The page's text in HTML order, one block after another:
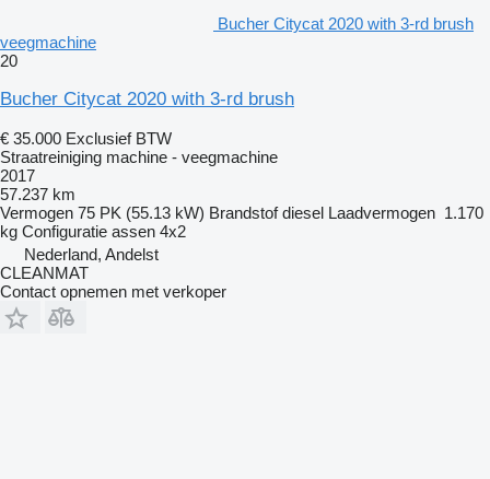
Bucher Citycat 2020 with 3-rd brush
veegmachine
20
Bucher Citycat 2020 with 3-rd brush
€ 35.000 Exclusief BTW
Straatreiniging machine - veegmachine
2017
57.237 km
Vermogen 75 PK (55.13 kW) Brandstof diesel Laadvermogen 1.170
kg Configuratie assen 4x2
Nederland, Andelst
CLEANMAT
Contact opnemen met verkoper